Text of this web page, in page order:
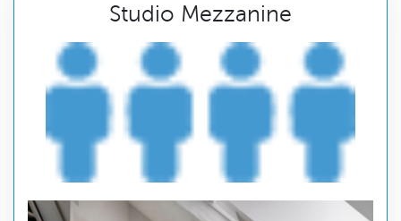
Studio Mezzanine